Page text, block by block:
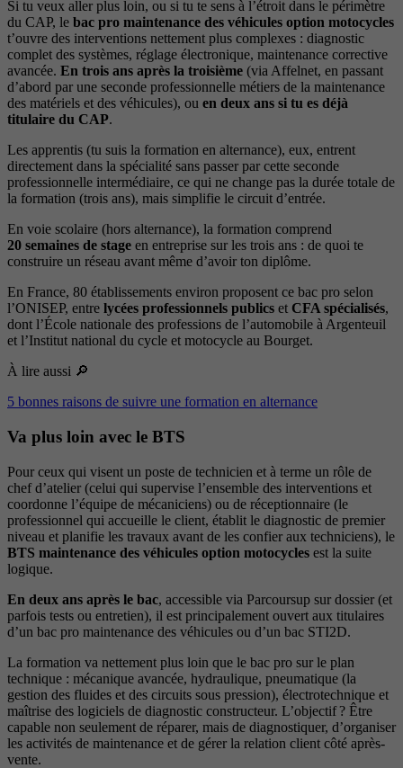
Si tu veux aller plus loin, ou si tu te sens à l’étroit dans le périmètre
du CAP, le bac pro maintenance des véhicules option motocycles
t’ouvre des interventions nettement plus complexes : diagnostic
complet des systèmes, réglage électronique, maintenance corrective
avancée. En trois ans après la troisième (via Affelnet, en passant
d’abord par une seconde professionnelle métiers de la maintenance
des matériels et des véhicules), ou en deux ans si tu es déjà
titulaire du CAP.
Les apprentis (tu suis la formation en alternance), eux, entrent
directement dans la spécialité sans passer par cette seconde
professionnelle intermédiaire, ce qui ne change pas la durée totale de
la formation (trois ans), mais simplifie le circuit d’entrée.
En voie scolaire (hors alternance), la formation comprend
20 semaines de stage en entreprise sur les trois ans : de quoi te
construire un réseau avant même d’avoir ton diplôme.
En France, 80 établissements environ proposent ce bac pro selon
l’ONISEP, entre lycées professionnels publics et CFA spécialisés,
dont l’École nationale des professions de l’automobile à Argenteuil
et l’Institut national du cycle et motocycle au Bourget.
À lire aussi 🔎
5 bonnes raisons de suivre une formation en alternance
Va plus loin avec le BTS
Pour ceux qui visent un poste de technicien et à terme un rôle de
chef d’atelier (celui qui supervise l’ensemble des interventions et
coordonne l’équipe de mécaniciens) ou de réceptionnaire (le
professionnel qui accueille le client, établit le diagnostic de premier
niveau et planifie les travaux avant de les confier aux techniciens), le
BTS maintenance des véhicules option motocycles est la suite
logique.
En deux ans après le bac, accessible via Parcoursup sur dossier (et
parfois tests ou entretien), il est principalement ouvert aux titulaires
d’un bac pro maintenance des véhicules ou d’un bac STI2D.
La formation va nettement plus loin que le bac pro sur le plan
technique : mécanique avancée, hydraulique, pneumatique (la
gestion des fluides et des circuits sous pression), électrotechnique et
maîtrise des logiciels de diagnostic constructeur. L’objectif ? Être
capable non seulement de réparer, mais de diagnostiquer, d’organiser
les activités de maintenance et de gérer la relation client côté après-
vente.